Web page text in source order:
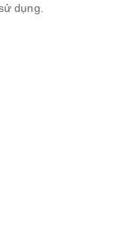
dụng.